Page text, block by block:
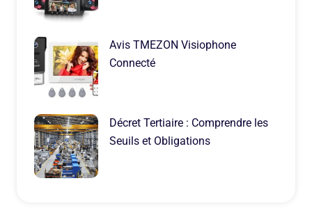
Avis TMEZON Visiophone
Connecté
Décret Tertiaire : Comprendre les
Seuils et Obligations